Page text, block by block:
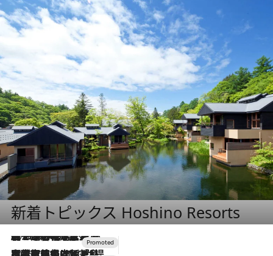
新着トピックス Hoshino Resorts
2026.8.7
【トンボの足水浴】ヒノキの香りに包まれて涼感マックス！約13℃の湧水かけ流しを避暑地「星野温泉 トンボの湯」で体験